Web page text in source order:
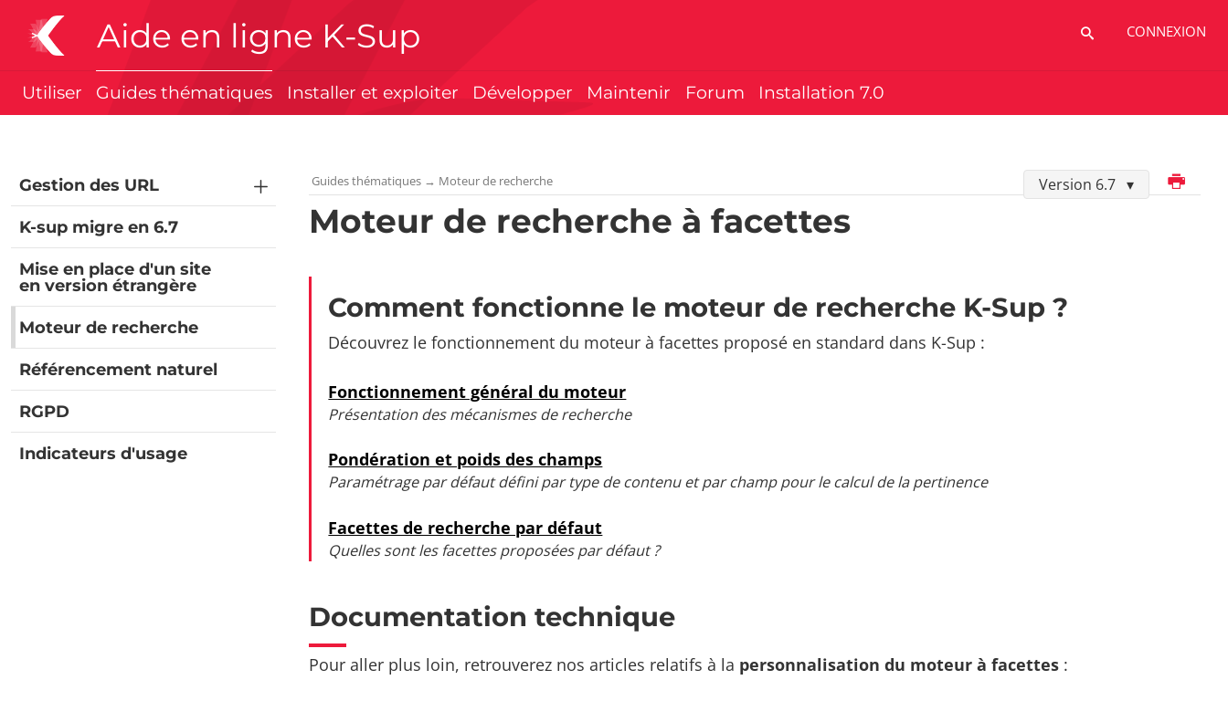
Aide en ligne K-Sup CONNEXION
Utiliser Guides thématiques Installer et exploiter Développer Maintenir Forum Installation 7.0
Gestion des URL
K-sup migre en 6.7
Mise en place d'un site
en version étrangère
Moteur de recherche
Référencement naturel
RGPD
Indicateurs d'usage
Version 6.7Imprimer
Guides thématiques → Moteur de recherche
Moteur de recherche à facettes
Comment fonctionne le moteur de recherche K-Sup ?
Découvrez le fonctionnement du moteur à facettes proposé en standard dans K-Sup :
Fonctionnement général du moteur
Présentation des mécanismes de recherche
Pondération et poids des champs
Paramétrage par défaut défini par type de contenu et par champ pour le calcul de la pertinence
Facettes de recherche par défaut
Quelles sont les facettes proposées par défaut ?
Documentation technique
Pour aller plus loin, retrouverez nos articles relatifs à la personnalisation du moteur à facettes :